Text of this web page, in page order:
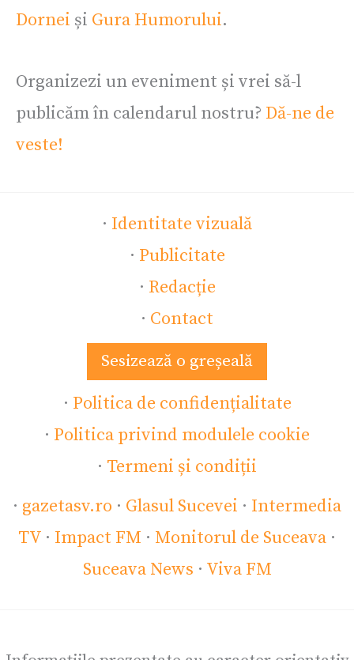
Dornei și Gura Humorului.
Organizezi un eveniment și vrei să-l
publicăm în calendarul nostru? Dă-ne de
veste!
· Identitate vizuală
· Publicitate
· Redacție
· Contact
Sesizează o greșeală
· Politica de confidențialitate
· Politica privind modulele cookie
· Termeni și condiții
· gazetasv.ro · Glasul Sucevei · Intermedia
TV · Impact FM · Monitorul de Suceava ·
Suceava News · Viva FM